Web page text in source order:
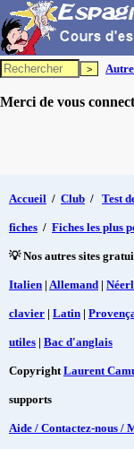
Merci de vous
Accueil / Club / Test
fiches / Fiches les plus
💡 Nos autres sites
Italien | Allemand |
clavier | Latin |
utiles | Bac d'anglais
CopyrightLaurent
supports
Aide / Contactez-nous /